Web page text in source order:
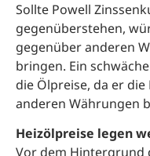
Sollte Powell
gegenüberstehen,
gegenüber anderen
bringen. Ein
die Ölpreise, da er
anderen Währungen
Heizölpreise legen
Vor dem Hintergrund